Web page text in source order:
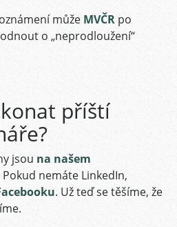
může MVČR po
o „neprodloužení“
příští
jsou na našem
Pokud nemáte LinkedIn,
. Už teď se těšíme, že